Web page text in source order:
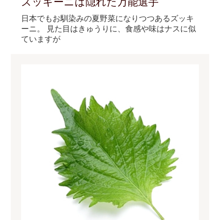
日本でもお馴染みの夏野菜になりつつあるズッキ
ーニ。 見た目はきゅうりに、食感や味はナスに似
ていますが